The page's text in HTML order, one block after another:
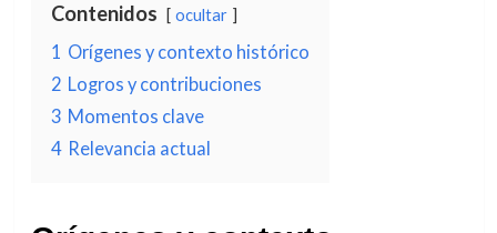
Contenidos ocultar
1 Orígenes y contexto histórico
2 Logros y contribuciones
3 Momentos clave
4 Relevancia actual